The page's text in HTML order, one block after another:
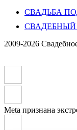
СВАДЬБА
СВАДЕБНЫЙ
2009-2026
Meta признана